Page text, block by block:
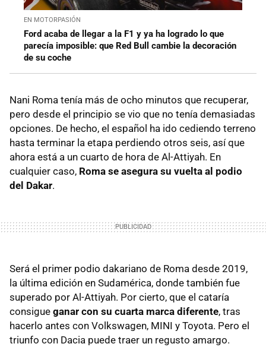
EN MOTORPASIÓN
Ford acaba de llegar a la F1 y ya ha logrado lo que
parecía imposible: que Red Bull cambie la decoración
de su coche
Nani Roma tenía más de ocho minutos que recuperar,
pero desde el principio se vio que no tenía demasiadas
opciones. De hecho, el español ha ido cediendo terreno
hasta terminar la etapa perdiendo otros seis, así que
ahora está a un cuarto de hora de Al-Attiyah. En
cualquier caso, Roma se asegura su vuelta al podio
del Dakar.
Será el primer podio dakariano de Roma desde 2019,
la última edición en Sudamérica, donde también fue
superado por Al-Attiyah. Por cierto, que el cataría
consigue ganar con su cuarta marca diferente, tras
hacerlo antes con Volkswagen, MINI y Toyota. Pero el
triunfo con Dacia puede traer un regusto amargo.